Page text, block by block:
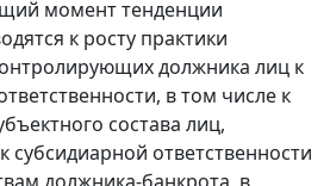
момент тенденции
к росту практики
должника лиц к
в том числе к
состава лиц,
субсидиарной ответственности